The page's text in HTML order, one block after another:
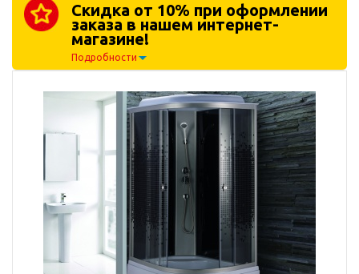
Скидка от 10% при оформлении
заказа в нашем интернет-
магазине!
Подробности